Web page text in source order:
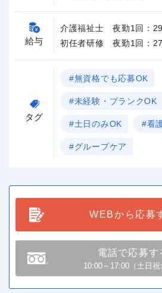
給与
介護福祉士 夜勤1回：
初任者研修 夜勤1回：
タグ
#無資格でも応募OK
#未経験・ブランクOK
#土日のみOK #看
#グループケア
WEBから応募
電話で応募す
10:00～17:00（土日祝